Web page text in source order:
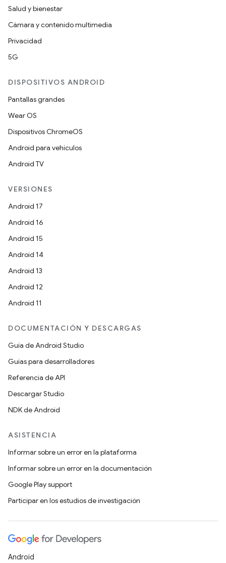
Salud y bienestar
Cámara y contenido multimedia
Privacidad
5G
DISPOSITIVOS ANDROID
Pantallas grandes
Wear OS
Dispositivos ChromeOS
Android para vehículos
Android TV
VERSIONES
Android 17
Android 16
Android 15
Android 14
Android 13
Android 12
Android 11
DOCUMENTACIÓN Y DESCARGAS
Guía de Android Studio
Guías para desarrolladores
Referencia de API
Descargar Studio
NDK de Android
ASISTENCIA
Informar sobre un error en la plataforma
Informar sobre un error en la documentación
Google Play support
Participar en los estudios de investigación
Android